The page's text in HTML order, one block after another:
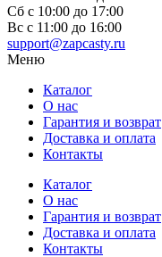
Сб с 10:00 до 17:00
Вс c 11:00 до 16:00
support@zapcasty.ru
Меню
Каталог
О нас
Гарантия и возврат
Доставка и оплата
Контакты
Каталог
О нас
Гарантия и возврат
Доставка и оплата
Контакты